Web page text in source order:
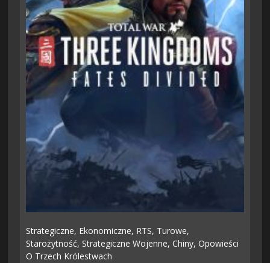
Strategiczne, Ekonomiczne, RTS, Turowe,
Starożytność,Strategiczne Wojenne,Chiny,Opowieści
O Trzech Królestwach